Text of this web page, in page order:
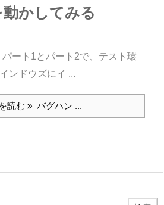
かしてみる
ート1とパート2で、テスト環
ンドウズにイ ...
読む バグハン ...